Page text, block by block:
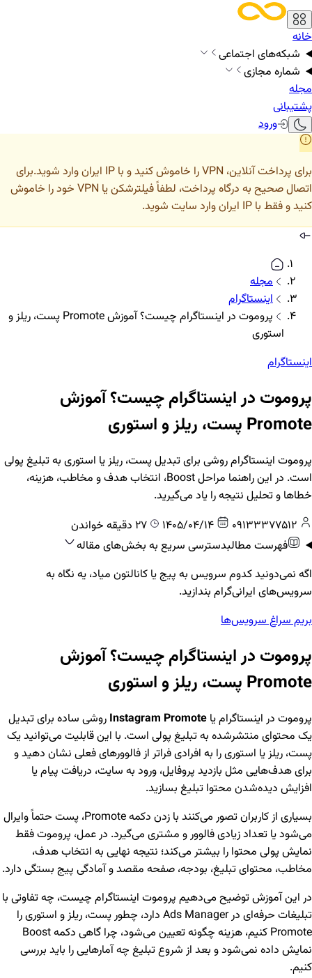
خانه
شبکه‌های اجتماعی
شماره مجازی
مجله
پشتیبانی
ورود
برای پرداخت آنلاین، VPN را خاموش کنید و با IP ایران وارد شوید.
برای
اتصال صحیح به درگاه پرداخت، لطفاً فیلترشکن یا VPN خود را خاموش
کنید و فقط با IP ایران وارد سایت شوید.
مجله
اینستاگرام
پروموت در اینستاگرام چیست؟ آموزش Promote پست، ریلز و
استوری
اینستاگرام
پروموت در اینستاگرام چیست؟ آموزش
Promote پست، ریلز و استوری
پروموت اینستاگرام روشی برای تبدیل پست، ریلز یا استوری به تبلیغ پولی
است. در این راهنما مراحل Boost، انتخاب هدف و مخاطب، هزینه،
خطاها و تحلیل نتیجه را یاد می‌گیرید.
فهرست مطالبدسترسی سریع به بخش‌های مقاله
اگه نمی‌دونید کدوم سرویس به پیج یا کانالتون میاد، یه نگاه به
سرویس‌های ایرانی‌گرام بندازید.
بریم سراغ سرویس‌ها
پروموت در اینستاگرام چیست؟ آموزش
Promote پست، ریلز و استوری
پروموت در اینستاگرام یا Instagram Promote روشی ساده برای تبدیل
یک محتوای منتشرشده به تبلیغ پولی است. با این قابلیت می‌توانید یک
پست، ریلز یا استوری را به افرادی فراتر از فالوورهای فعلی نشان دهید و
برای هدف‌هایی مثل بازدید پروفایل، ورود به سایت، دریافت پیام یا
افزایش دیده‌شدن محتوا تبلیغ بسازید.
بسیاری از کاربران تصور می‌کنند با زدن دکمه Promote، پست حتماً وایرال
می‌شود یا تعداد زیادی فالوور و مشتری می‌گیرد. در عمل، پروموت فقط
نمایش پولی محتوا را بیشتر می‌کند؛ نتیجه نهایی به انتخاب هدف،
مخاطب، محتوای تبلیغ، بودجه، صفحه مقصد و آمادگی پیج بستگی دارد.
در این آموزش توضیح می‌دهیم پروموت اینستاگرام چیست، چه تفاوتی با
تبلیغات حرفه‌ای در Ads Manager دارد، چطور پست، ریلز و استوری را
Promote کنیم، هزینه چگونه تعیین می‌شود، چرا گاهی دکمه Boost
نمایش داده نمی‌شود و بعد از شروع تبلیغ چه آمارهایی را باید بررسی
کنیم.